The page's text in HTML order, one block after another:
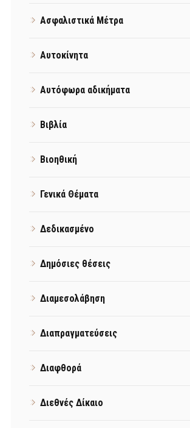
Ασφαλιστικά Μέτρα
Αυτοκίνητα
Αυτόφωρα αδικήματα
Βιβλία
Βιοηθική
Γενικά Θέματα
Δεδικασμένο
Δημόσιες θέσεις
Διαμεσολάβηση
Διαπραγματεύσεις
Διαφθορά
Διεθνές Δίκαιο